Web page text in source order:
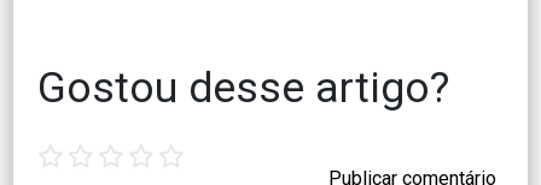
Gostou desse artigo?
star stars stars stars stars